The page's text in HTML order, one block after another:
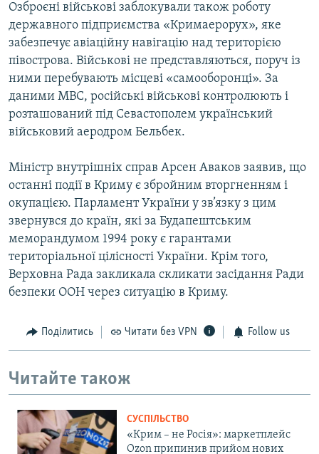
Озброєні військові заблокували також роботу
державного підприємства «Кримаерорух», яке
забезпечує авіаційну навігацію над територією
півострова. Військові не представляються, поруч із
ними перебувають місцеві «самооборонці». За
даними МВС, російські військові контролюють і
розташований під Севастополем український
військовий аеродром Бельбек.
Міністр внутрішніх справ Арсен Аваков заявив, що
останні події в Криму є збройним вторгненням і
окупацією. Парламент України у зв’язку з цим
звернувся до країн, які за Будапештським
меморандумом 1994 року є гарантами
територіальної цілісності України. Крім того,
Верховна Рада закликала скликати засідання Ради
безпеки ООН через ситуацію в Криму.
Поділитись Читати без VPN Follow us
Читайте також
СУСПІЛЬСТВО
«Крим – не Росія»: маркетплейс
Ozon припинив прийом нових